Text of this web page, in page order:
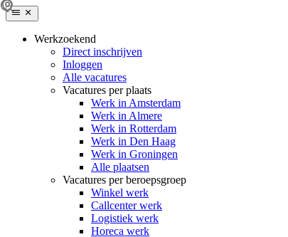
Werkzoekend
Direct inschrijven
Inloggen
Alle vacatures
Vacatures per plaats
Werk in Amsterdam
Werk in Almere
Werk in Rotterdam
Werk in Den Haag
Werk in Groningen
Alle plaatsen
Vacatures per beroepsgroep
Winkel werk
Callcenter werk
Logistiek werk
Horeca werk